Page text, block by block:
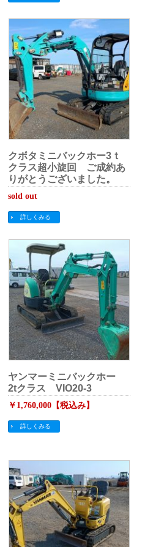
クボタミニバックホー3ｔ
クラス超小旋回 ご成約あ
りがとうございました。
sold out
詳しくみる
ヤンマーミニバックホー
2tクラス VIO20-3
￥1,760,000【税込み】
詳しくみる